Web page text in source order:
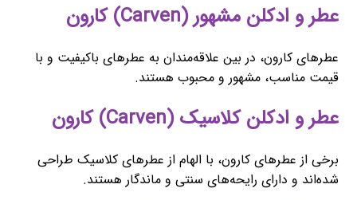
عطر و ادکلن مشهور (Carven) کارون
عطرهای کارون، در بین علاقه‌مندان به عطرهای باکیفیت و با
قیمت مناسب، مشهور و محبوب هستند.
عطر و ادکلن کلاسیک (Carven) کارون
برخی از عطرهای کارون، با الهام از عطرهای کلاسیک طراحی
شده‌اند و دارای رایحه‌های سنتی و ماندگار هستند.